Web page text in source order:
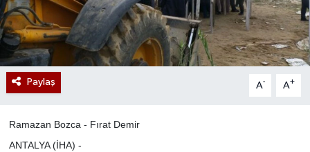
Paylaş A- A+
Ramazan Bozca - Fırat Demir
ANTALYA (İHA) -